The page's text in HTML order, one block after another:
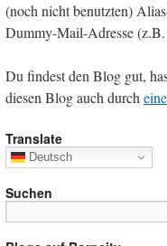
(noch nicht benutzten)
Dummy-Mail-Adresse
Du findest den Blog gut,
diesen Blog auch durch
Translate
Deutsch
Suchen